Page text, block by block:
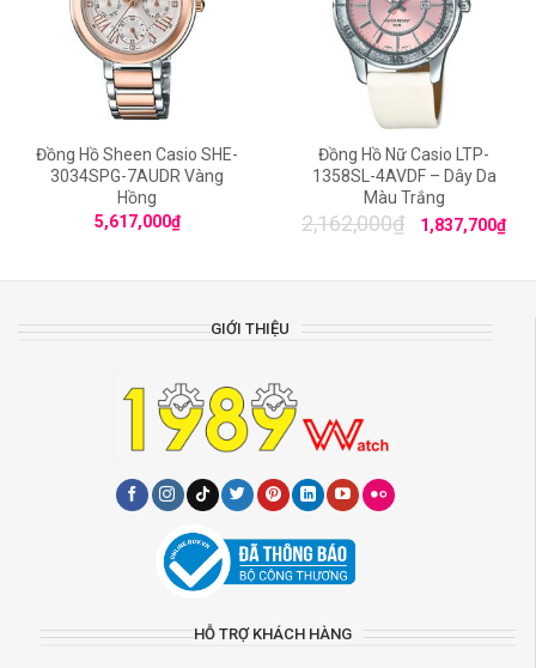
Đồng Hồ Sheen Casio SHE-
3034SPG-7AUDR Vàng
Hồng
5,617,000₫
Đồng Hồ Nữ Casio LTP-
1358SL-4AVDF – Dây Da
Màu Trắng
2,162,000₫ 1,837,700₫
GIỚI THIỆU
HỖ TRỢ KHÁCH HÀNG